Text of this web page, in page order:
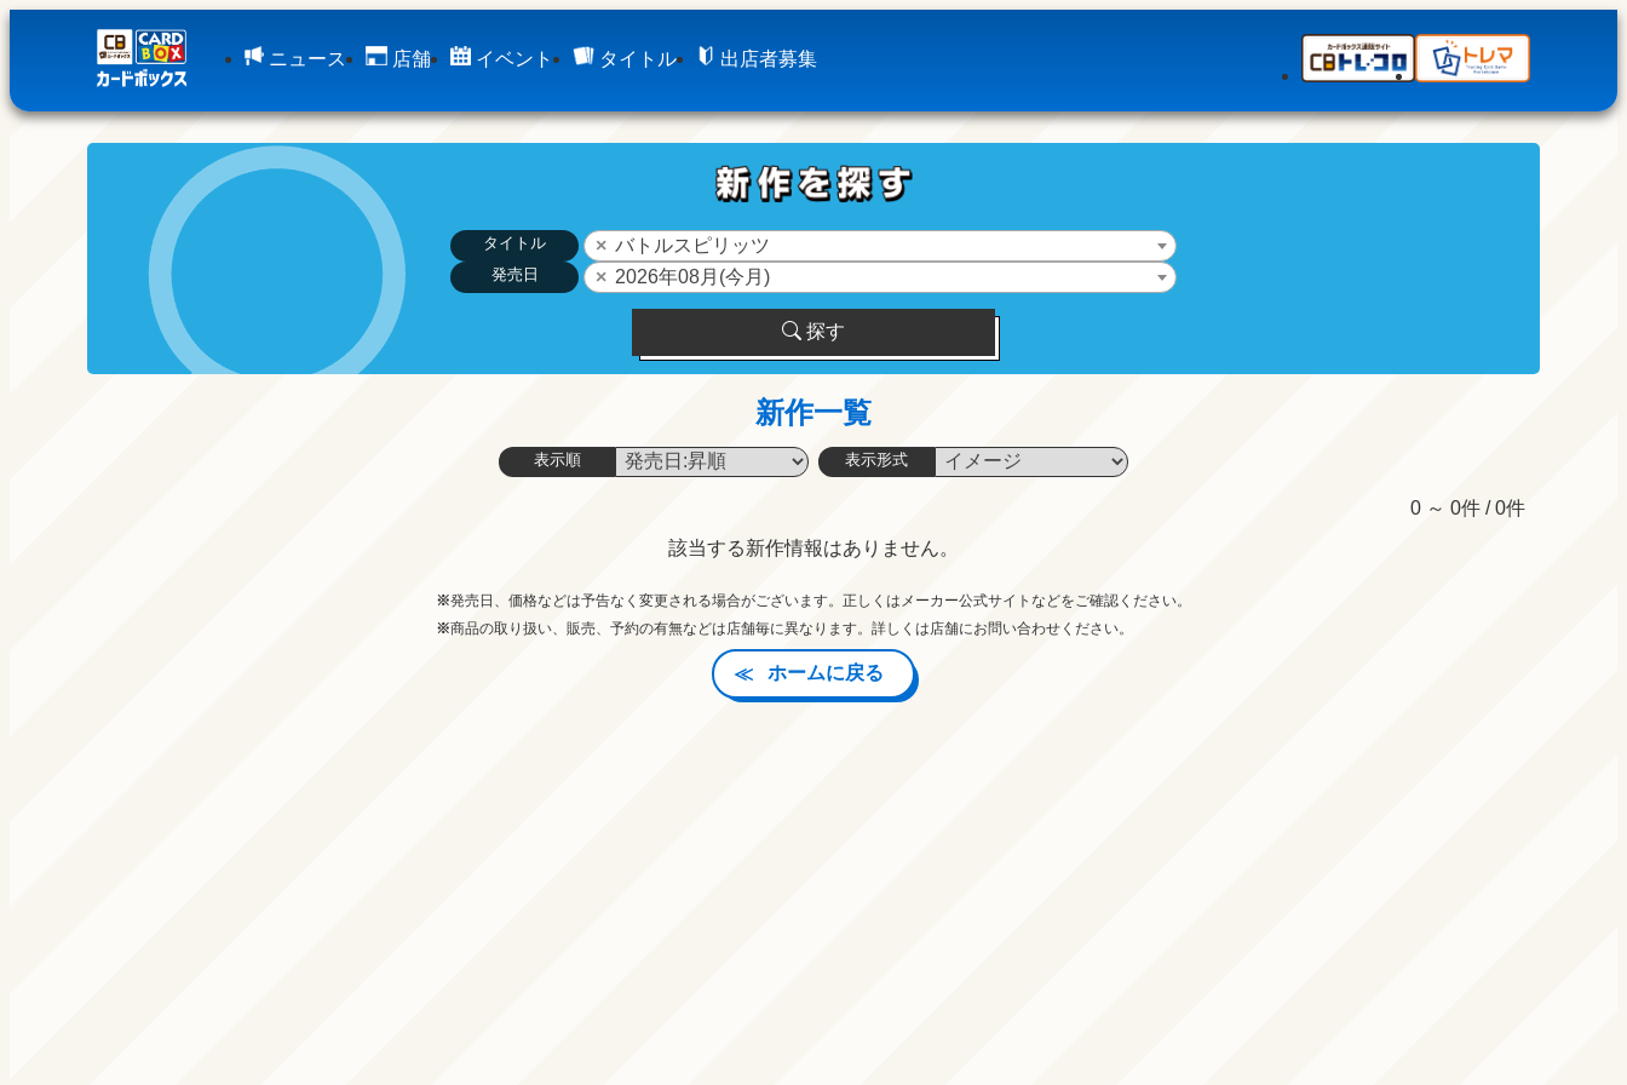
ニュース 店舗 イベント タイトル 出店者募集
タイトル バトルスピリッツ
発売日 2026年08月(今月)
探す
新作一覧
表示順 表示形式
0 ～ 0件 / 0件
該当する新作情報はありません。
発売日、価格などは予告なく変更される場合がございます。正しくはメーカー公式サイトなどをご確認ください。
商品の取り扱い、販売、予約の有無などは店舗毎に異なります。詳しくは店舗にお問い合わせください。
ホームに戻る